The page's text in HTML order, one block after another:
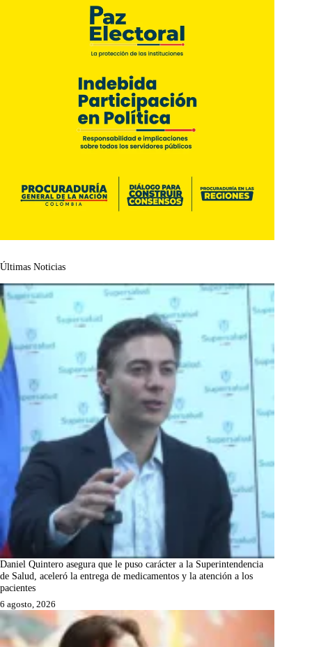
Últimas Noticias
Daniel Quintero asegura que le puso carácter a la Superintendencia
de Salud, aceleró la entrega de medicamentos y la atención a los
pacientes
6 agosto, 2026